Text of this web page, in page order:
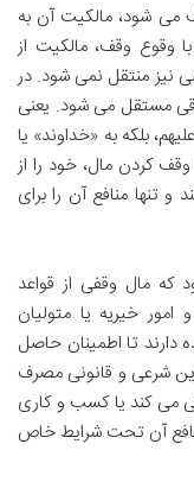
می شود، مالکیت آن به
وقوع وقف، مالکیت از
نیز منتقل نمی شود. در
مستقل می شود. یعنی
بلکه به «خداوند» یا
کردن مال، خود را از
تنها منافع آن را برای
مال وقفی از قواعد
خیریه یا متولیان
دارند تا اطمینان حاصل
شرعی و قانونی مصرف
می کند یا کسب و کاری
آن تحت شرایط خاص